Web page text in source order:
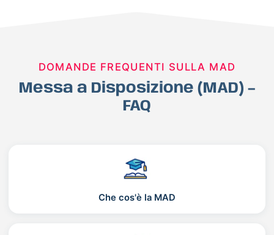
DOMANDE FREQUENTI SULLA MAD
Messa a Disposizione (MAD) –
FAQ
Che cos'è la MAD